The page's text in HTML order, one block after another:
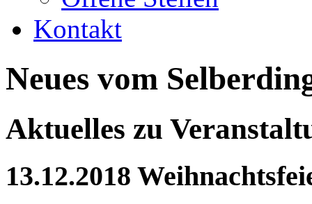
Kontakt
Neues vom
Aktuelles zu
13.12.2018